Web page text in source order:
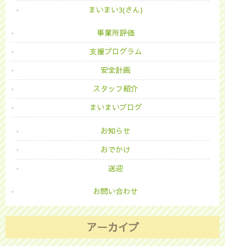
まいまい3(さん)
事業所評価
支援プログラム
安全計画
スタッフ紹介
まいまいブログ
お知らせ
おでかけ
送迎
お問い合わせ
アーカイブ